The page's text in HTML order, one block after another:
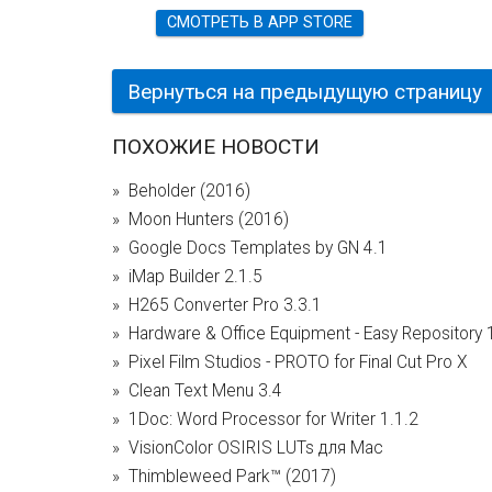
СМОТРЕТЬ В APP STORE
Вернуться на предыдущую страницу
ПОХОЖИЕ НОВОСТИ
Beholder (2016)
Moon Hunters (2016)
Google Docs Templates by GN 4.1
iMap Builder 2.1.5
H265 Converter Pro 3.3.1
Hardware & Office Equipment - Easy Repository
Pixel Film Studios - PROTO for Final Cut Pro X
Clean Text Menu 3.4
1Doc: Word Processor for Writer 1.1.2
VisionColor OSIRIS LUTs для Mac
Thimbleweed Park™ (2017)